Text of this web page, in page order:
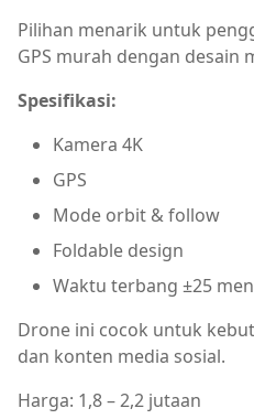
Pilihan menarik untuk
GPS murah dengan desain
Spesifikasi:
Kamera 4K
GPS
Mode orbit & follow
Foldable design
Waktu terbang ±25
Drone ini cocok untuk
dan konten media sosial.
Harga: 1,8 – 2,2 jutaan